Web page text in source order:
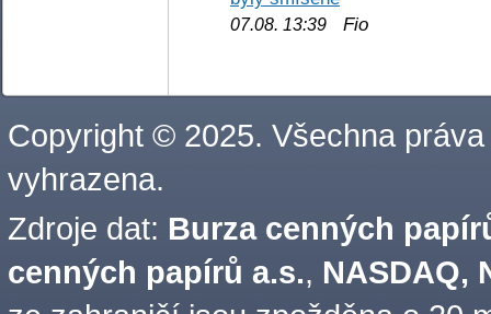
07.08. 13:39 Fio
Copyright © 2025. Všechna práva
vyhrazena.
Zdroje dat: Burza cenných
cenných papírů a.s., NASDAQ,